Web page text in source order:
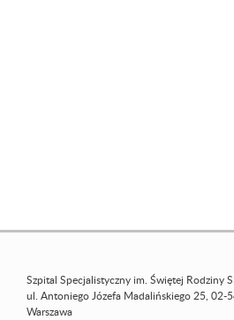
Szpital Specjalistyczny im. Świętej Rodziny
ul. Antoniego Józefa Madalińskiego 25, 02-
Warszawa